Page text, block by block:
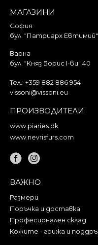
МАГАЗИНИ
София
бул. "Патриарх Евтимий"
Варна
бул. "Княз Борис I-ви" 40
Тел.: +359 882 886 954
vissoni@vissoni.eu
ПРОИЗВОДИТЕЛИ
www.piaries.dk
www.nevrisfurs.com
ВАЖНО
Размери
Поръчка и доставка
Професионален склад
Кожите - грижа и